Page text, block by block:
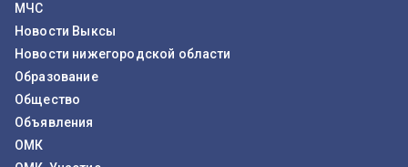
МЧС
Новости Выксы
Новости нижегородской области
Образование
Общество
Объявления
ОМК